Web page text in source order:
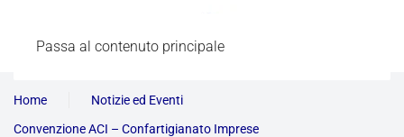
Passa al contenuto principale
Home
Notizie ed Eventi
Convenzione ACI – Confartigianato Imprese